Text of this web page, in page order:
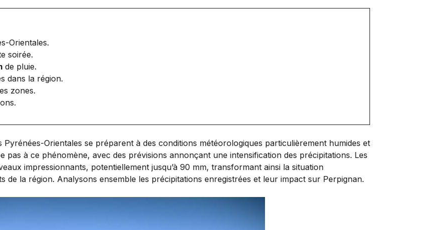
Orientales.
soirée.
de pluie.
dans la région.
zones.
Orientales se préparent à des conditions météorologiques particulièrement humides et
pas à ce phénomène, avec des prévisions annonçant une intensification des précipitations. Les
impressionnants, potentiellement jusqu’à 90 mm, transformant ainsi la situation
de la région. Analysons ensemble les précipitations enregistrées et leur impact sur Perpignan.